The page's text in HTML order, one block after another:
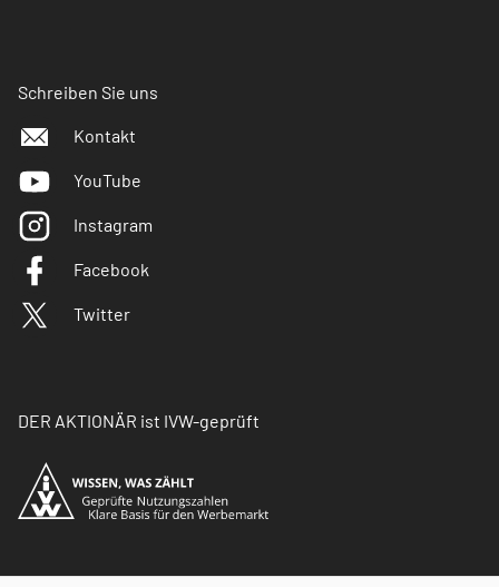
Schreiben Sie uns
Kontakt
YouTube
Instagram
Facebook
Twitter
DER AKTIONÄR ist IVW-geprüft